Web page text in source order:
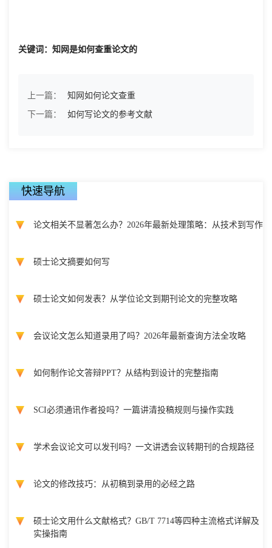
关键词：知网是如何查重论文的
上一篇：
知网如何论文查重
下一篇：
如何写论文的参考文献
快速导航
论文相关不显著怎么办？2026年最新处理策略：从技术到写作
硕士论文摘要如何写
硕士论文如何发表？从学位论文到期刊论文的完整攻略
会议论文怎么知道录用了吗？2026年最新查询方法全攻略
如何制作论文答辩PPT？从结构到设计的完整指南
SCI必须通讯作者投吗？一篇讲清投稿规则与操作实践
学术会议论文可以发刊吗？一文讲透会议转期刊的合规路径
论文的修改技巧：从初稿到录用的必经之路
硕士论文用什么文献格式？GB/T 7714等四种主流格式详解及
实操指南